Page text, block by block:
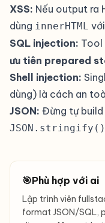
XSS: Nếu output ra
dùng innerHTML
SQL injection: Tool
ưu tiên prepared
Shell injection:
dùng) là cách an
JSON: Đừng tự
JSON.stringify()
🎯Phù hợp với ai
Lập trình viên
format JSON/SQL,